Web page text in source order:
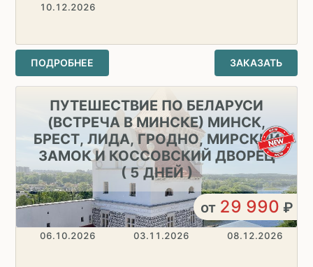
10.12.2026
ПОДРОБНЕЕ ЗАКАЗАТЬ
ПУТЕШЕСТВИЕ ПО БЕЛАРУСИ
(ВСТРЕЧА В МИНСКЕ) МИНСК,
БРЕСТ, ЛИДА, ГРОДНО, МИРСКИЙ
ЗАМОК И КОССОВСКИЙ ДВОРЕЦ
( 5 ДНЕЙ )
от 29 990 ₽
06.10.2026 03.11.2026 08.12.2026